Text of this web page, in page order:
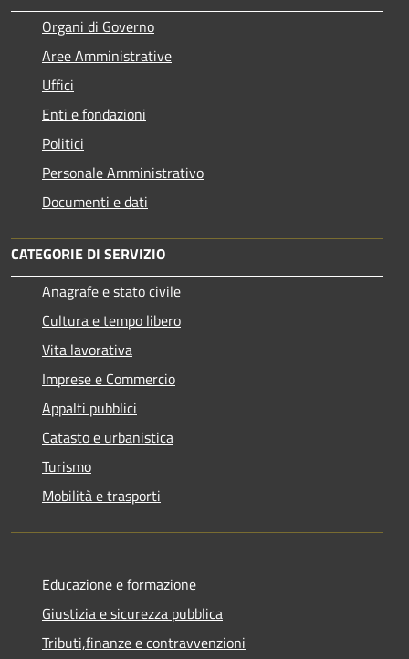
Organi di Governo
Aree Amministrative
Uffici
Enti e fondazioni
Politici
Personale Amministrativo
Documenti e dati
CATEGORIE DI SERVIZIO
Anagrafe e stato civile
Cultura e tempo libero
Vita lavorativa
Imprese e Commercio
Appalti pubblici
Catasto e urbanistica
Turismo
Mobilità e trasporti
Educazione e formazione
Giustizia e sicurezza pubblica
Tributi,finanze e contravvenzioni